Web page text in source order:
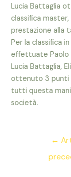
Lucia Battaglia
classifica
prestazione alla
Per la classifica
effettuate Paolo
Lucia Battaglia,
ottenuto 3 punti
tutti questa
società.
Navigazione
←